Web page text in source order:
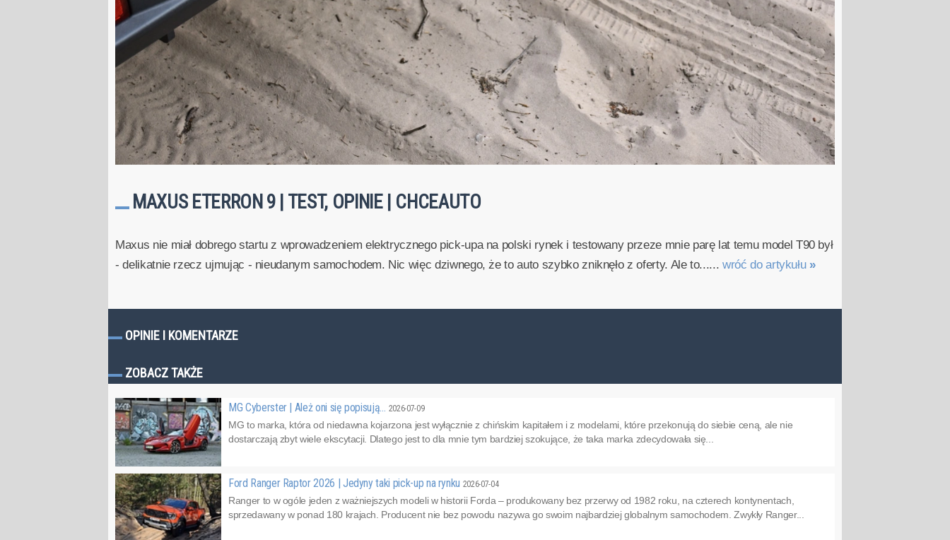
MAXUS ETERRON 9 | TEST, OPINIE | CHCEAUTO
Maxus nie miał dobrego startu z wprowadzeniem elektrycznego pick-upa na polski rynek i testowany przeze mnie parę lat temu model T90 był
- delikatnie rzecz ujmując - nieudanym samochodem. Nic więc dziwnego, że to auto szybko zniknęło z oferty. Ale to......wróć do artykułu »
OPINIE I KOMENTARZE
ZOBACZ TAKŻE
MG Cyberster | Ależ oni się popisują… 2026-07-09
MG to marka, która od niedawna kojarzona jest wyłącznie z chińskim kapitałem i z modelami, które przekonują do siebie ceną, ale nie
dostarczają zbyt wiele ekscytacji. Dlatego jest to dla mnie tym bardziej szokujące, że taka marka zdecydowała się...
Ford Ranger Raptor 2026 | Jedyny taki pick-up na rynku 2026-07-04
Ranger to w ogóle jeden z ważniejszych modeli w historii Forda – produkowany bez przerwy od 1982 roku, na czterech kontynentach,
sprzedawany w ponad 180 krajach. Producent nie bez powodu nazywa go swoim najbardziej globalnym samochodem. Zwykły Ranger...